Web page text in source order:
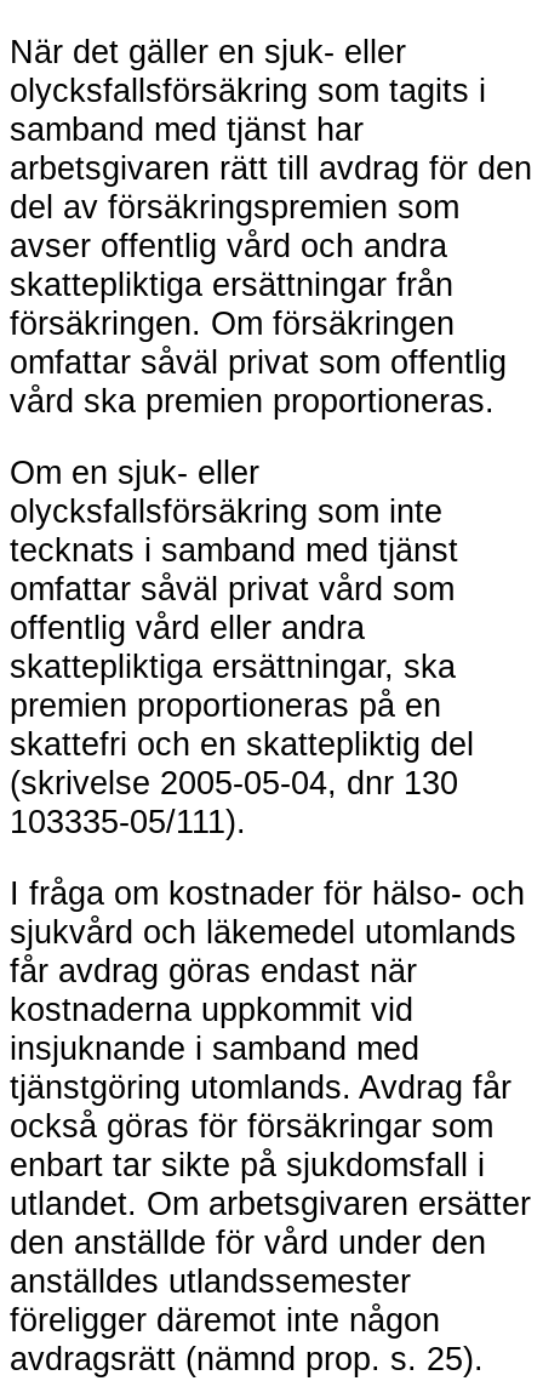
När det gäller en sjuk- eller
olycksfallsförsäkring som tagits i
samband med tjänst har
arbetsgivaren rätt till avdrag för den
del av försäkringspremien som
avser offentlig vård och andra
skattepliktiga ersättningar från
försäkringen. Om försäkringen
omfattar såväl privat som offentlig
vård ska premien proportioneras.
Om en sjuk- eller
olycksfallsförsäkring som inte
tecknats i samband med tjänst
omfattar såväl privat vård som
offentlig vård eller andra
skattepliktiga ersättningar, ska
premien proportioneras på en
skattefri och en skattepliktig del
(skrivelse 2005-05-04, dnr 130
103335-05/111).
I fråga om kostnader för hälso- och
sjukvård och läkemedel utomlands
får avdrag göras endast när
kostnaderna uppkommit vid
insjuknande i samband med
tjänstgöring utomlands. Avdrag får
också göras för försäkringar som
enbart tar sikte på sjukdomsfall i
utlandet. Om arbetsgivaren ersätter
den anställde för vård under den
anställdes utlandssemester
föreligger däremot inte någon
avdragsrätt (nämnd prop. s. 25).